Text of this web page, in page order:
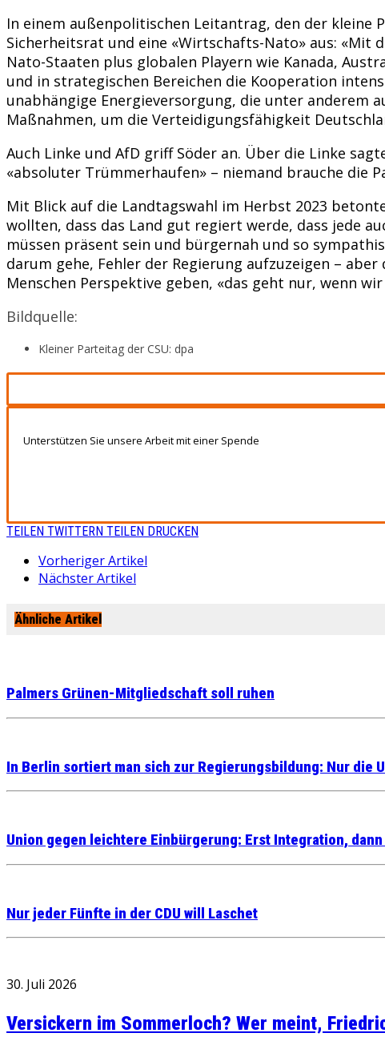
In einem außenpolitischen Leitantrag, den der kleine
Sicherheitsrat und eine «Wirtschafts-Nato» aus: «Mit
Nato-Staaten plus globalen Playern wie Kanada,
und in strategischen Bereichen die Kooperation
unabhängige Energieversorgung, die unter anderem
Maßnahmen, um die Verteidigungsfähigkeit
Auch Linke und AfD griff Söder an. Über die Linke
«absoluter Trümmerhaufen» – niemand brauche die
Mit Blick auf die Landtagswahl im Herbst 2023
wollten, dass das Land gut regiert werde, dass jede
müssen präsent sein und bürgernah und so
darum gehe, Fehler der Regierung aufzuzeigen –
Menschen Perspektive geben, «das geht nur, wenn
Bildquelle:
Kleiner Parteitag der CSU: dpa
Unterstützen Sie unsere Arbeit mit einer Spende
TEILEN TWITTERN TEILEN DRUCKEN
Vorheriger Artikel
Nächster Artikel
Ähnliche Artikel
Palmers Grünen-Mitgliedschaft soll ruhen
In Berlin sortiert man sich zur Regierungsbildung: Nur die
Union gegen leichtere Einbürgerung: Erst Integration,
Nur jeder Fünfte in der CDU will Laschet
30. Juli 2026
Versickern im Sommerloch? Wer meint,